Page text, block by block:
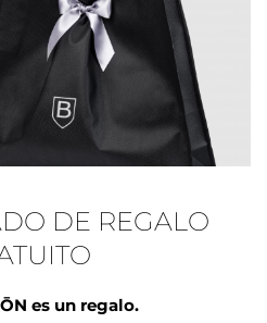
DE REGALO
es un regalo.